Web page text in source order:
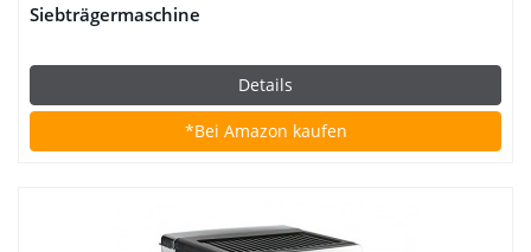
Siebträgermaschine
Details
*Bei Amazon kaufen